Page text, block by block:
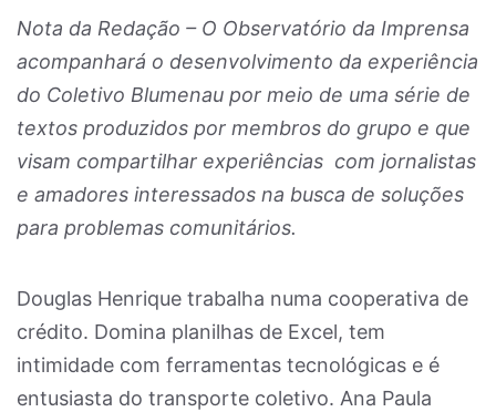
Nota da Redação – O Observatório da Imprensa
acompanhará o desenvolvimento da experiência
do Coletivo Blumenau por meio de uma série de
textos produzidos por membros do grupo e que
visam compartilhar experiências com jornalistas
e amadores interessados na busca de soluções
para problemas comunitários.
Douglas Henrique trabalha numa cooperativa de
crédito. Domina planilhas de Excel, tem
intimidade com ferramentas tecnológicas e é
entusiasta do transporte coletivo. Ana Paula